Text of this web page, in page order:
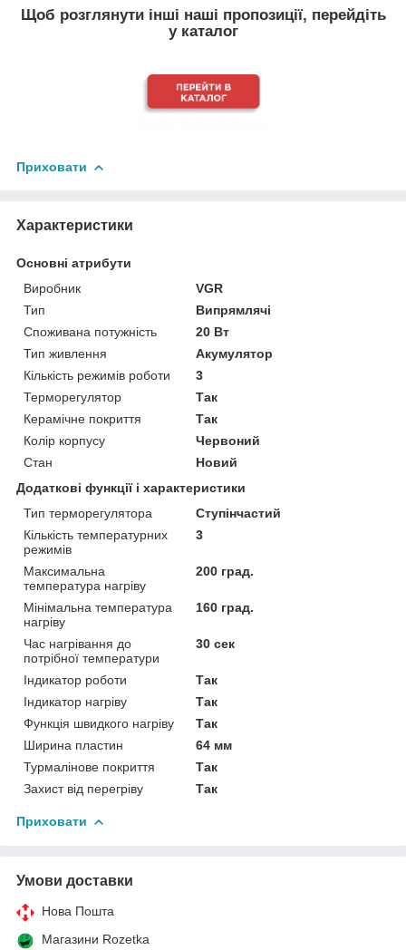
Щоб розглянути інші наші пропозиції, перейдіть
у каталог
Приховати
Характеристики
Основні атрибути
Виробник
VGR
Тип
Випрямлячі
Споживана потужність
20 Вт
Тип живлення
Акумулятор
Кількість режимів роботи
3
Терморегулятор
Так
Керамічне покриття
Так
Колір корпусу
Червоний
Стан
Новий
Додаткові функції і характеристики
Тип терморегулятора
Ступінчастий
Кількість температурних
режимів
3
Максимальна
температура нагріву
200 град.
Мінімальна температура
нагріву
160 град.
Час нагрівання до
потрібної температури
30 сек
Індикатор роботи
Так
Індикатор нагріву
Так
Функція швидкого нагріву
Так
Ширина пластин
64 мм
Турмалінове покриття
Так
Захист від перегріву
Так
Приховати
Умови доставки
Нова Пошта
Магазини Rozetka